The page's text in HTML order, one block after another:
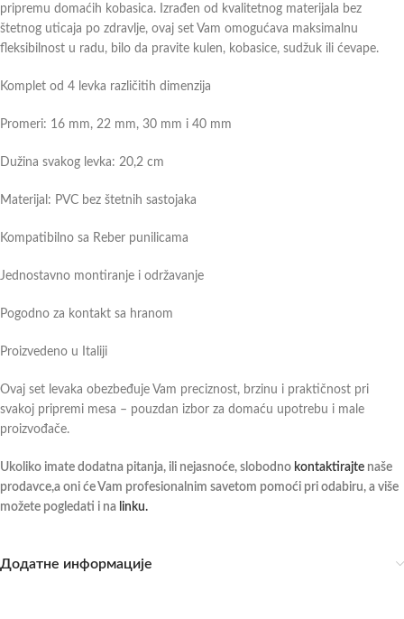
pripremu domaćih kobasica. Izrađen od kvalitetnog materijala bez
štetnog uticaja po zdravlje, ovaj set Vam omogućava maksimalnu
fleksibilnost u radu, bilo da pravite kulen, kobasice, sudžuk ili ćevape.
Komplet od 4 levka različitih dimenzija
Promeri: 16 mm, 22 mm, 30 mm i 40 mm
Dužina svakog levka: 20,2 cm
Materijal: PVC bez štetnih sastojaka
Kompatibilno sa Reber punilicama
Jednostavno montiranje i održavanje
Pogodno za kontakt sa hranom
Proizvedeno u Italiji
Ovaj set levaka obezbeđuje Vam preciznost, brzinu i praktičnost pri
svakoj pripremi mesa – pouzdan izbor za domaću upotrebu i male
proizvođače.
Ukoliko imate dodatna pitanja, ili nejasnoće, slobodno kontaktirajte naše
prodavce,a oni će Vam profesionalnim savetom pomoći pri odabiru, a više
možete pogledati i na linku.
Додатне информације